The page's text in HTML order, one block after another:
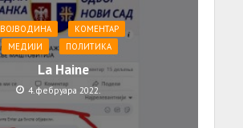
ВОЈВОДИНА
КОМЕНТАР
МЕДИЈИ
ПОЛИТИКА
La Haine
4. фебруара 2022.